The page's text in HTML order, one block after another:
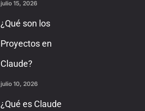
julio 15, 2026
¿Qué son los
Proyectos en
Claude?
julio 10, 2026
¿Qué es Claude